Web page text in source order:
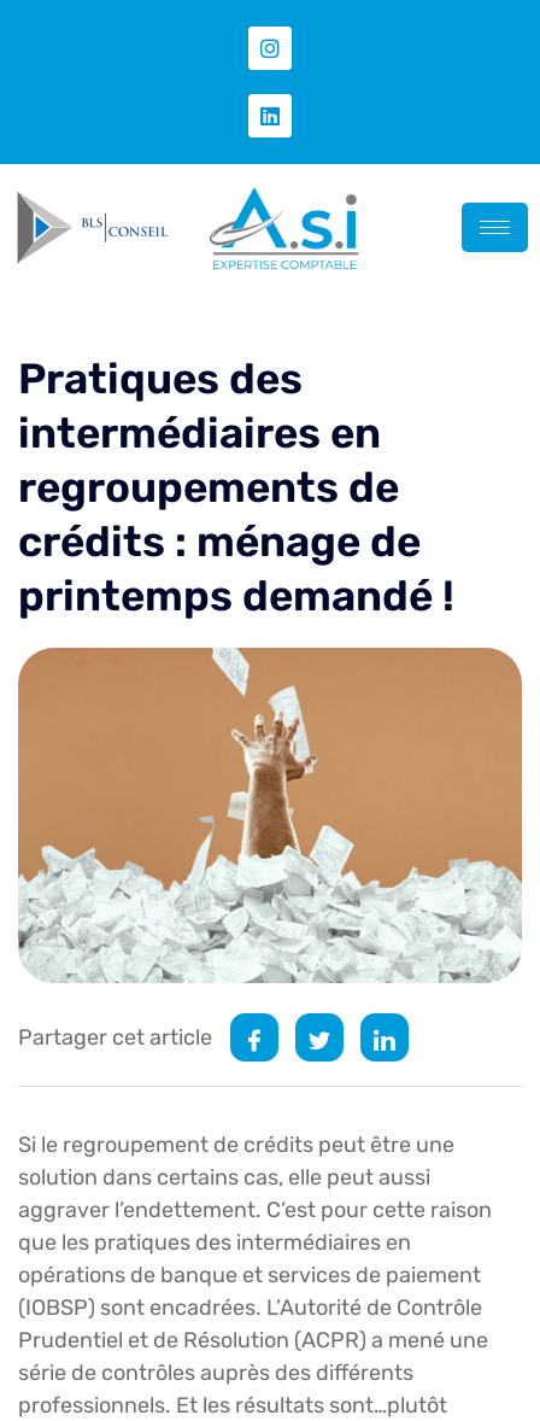
Pratiques des
intermédiaires en
regroupements de
crédits : ménage de
printemps demandé !
Partager cet article
Si le regroupement de crédits peut être une
solution dans certains cas, elle peut aussi
aggraver l’endettement. C’est pour cette raison
que les pratiques des intermédiaires en
opérations de banque et services de paiement
(IOBSP) sont encadrées. L’Autorité de Contrôle
Prudentiel et de Résolution (ACPR) a mené une
série de contrôles auprès des différents
professionnels. Et les résultats sont…plutôt